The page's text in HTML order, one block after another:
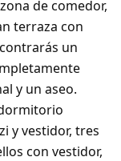
de comedor,
terraza con
un
y un aseo.
y vestidor, tres
con vestidor,